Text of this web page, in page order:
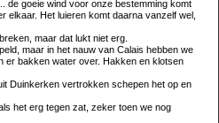
de goeie wind voor onze bestemming komt
elkaar. Het luieren komt daarna vanzelf wel,
maar dat lukt niet erg.
maar in het nauw van Calais hebben we
er bakken water over. Hakken en klotsen
Duinkerken vertrokken schepen het op en
het erg tegen zat, zeker toen we nog